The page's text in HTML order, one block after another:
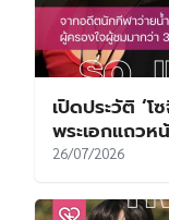
เปิดประวัติ ‘
พระเอกแถวห
26/07/2026